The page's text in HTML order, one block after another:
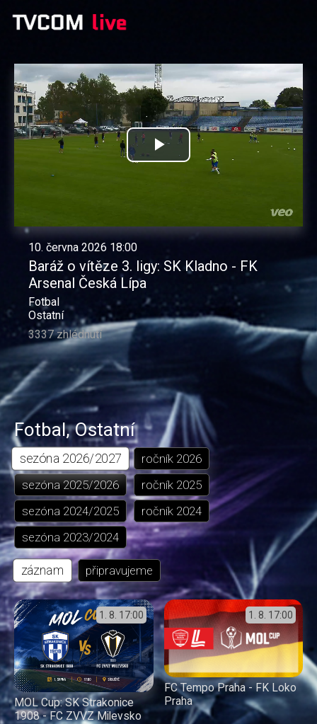
Přehrát
10. června 2026 18:00
Baráž o vítěze 3. ligy: SK Kladno - FK
Arsenal Česká Lípa
Fotbal
Ostatní
3337 zhlédnutí
Fotbal,Ostatní
sezóna 2026/2027 ročník 2026
sezóna 2025/2026 ročník 2025
sezóna 2024/2025 ročník 2024
sezóna 2023/2024
záznam připravujeme
1. 8. 17:00
MOL Cup: SK Strakonice
1908 - FC ZVVZ Milevsko
1. 8. 17:00
FC Tempo Praha - FK Loko
Praha